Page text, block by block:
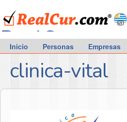
RealCur.com
Inicio Personas Empresas
clinica-vital